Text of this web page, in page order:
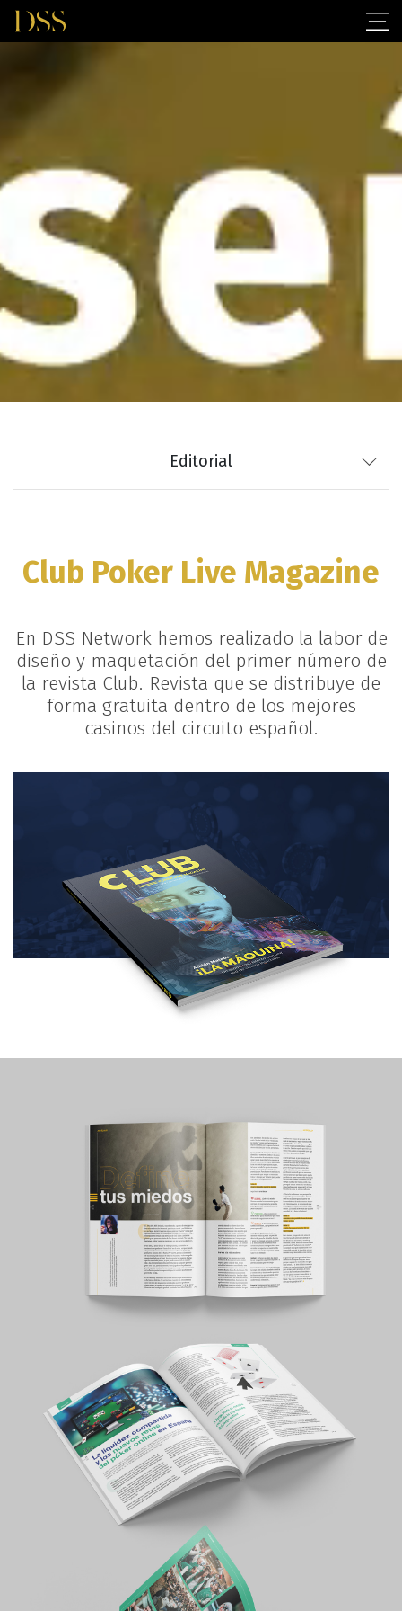
Editorial
Club Poker Live Magazine
En DSS Network hemos realizado la labor de
diseño y maquetación del primer número de
la revista Club. Revista que se distribuye de
forma gratuita dentro de los mejores
casinos del circuito español.